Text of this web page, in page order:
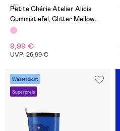
(6)
Petite Chérie Atelier Alicia
Gummistiefel, Glitter Mellow
Pink
9,99 €
UVP: 26,99 €
Wasserdicht
Superpreis